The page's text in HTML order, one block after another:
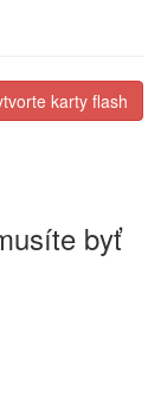
karty flash
byť